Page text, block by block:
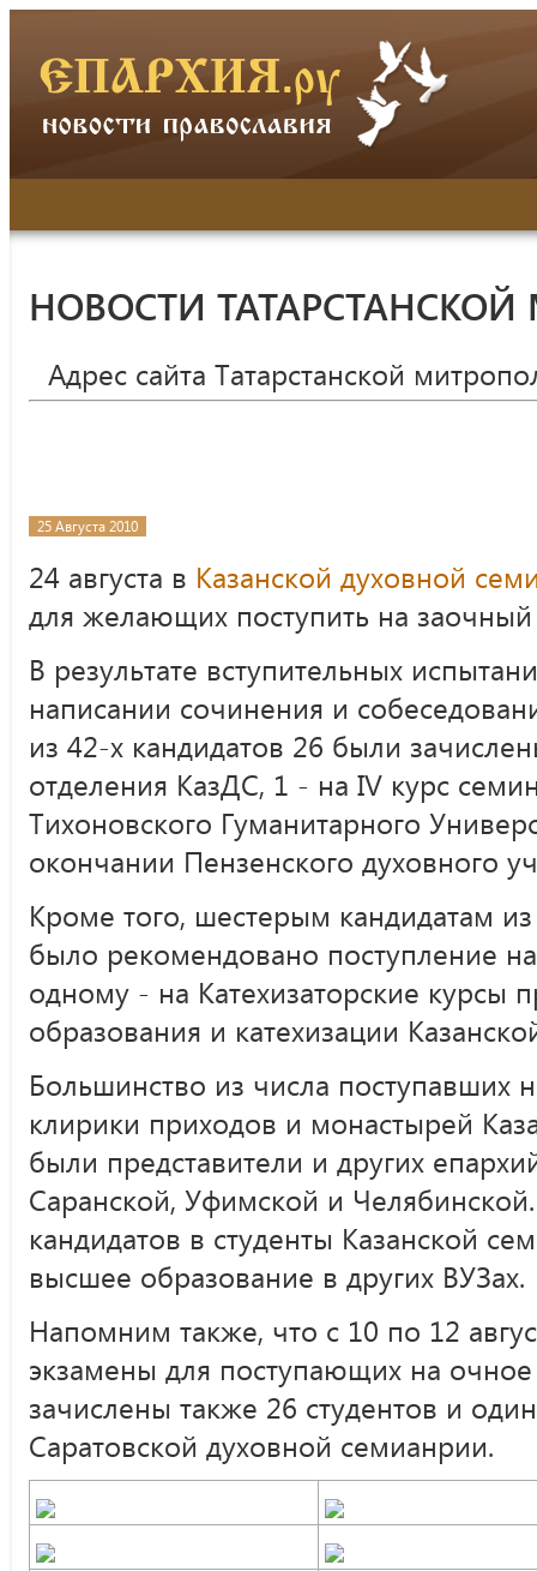
НОВОСТИ
Адрес сайта Татарстанской
25 Августа 2010
24 августа в Казанской духовной
для желающих поступить на заочный
В результате вступительных
написании сочинения и
из 42-х кандидатов 26 были
отделения КазДС, 1 - на IV курс
Тихоновского Гуманитарного
окончании Пензенского духовного
Кроме того, шестерым кандидатам
было рекомендовано поступление
одному - на Катехизаторские курсы
образования и катехизации
Большинство из числа поступавших
клирики приходов и монастырей
были представители и других
Саранской, Уфимской и
кандидатов в студенты Казанской
высшее образование в других ВУЗах.
Напомним также, что с 10 по 12
экзамены для поступающих на
зачислены также 26 студентов и
Саратовской духовной семианрии.